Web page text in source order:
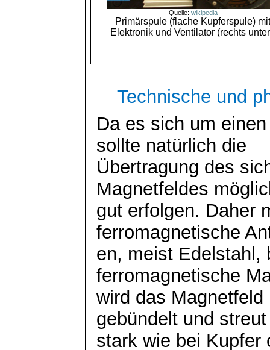
Quelle: wikipedia
Primärspule (flache Kupferspule) mit
Elektronik und Ventilator (rechts
Technische und
Da es sich um
sollte natürlich die
Übertragung des
Magnetfeldes
gut erfolgen. Daher
ferromagnetische
en, meist Edelstahl,
ferromagnetische
wird das
gebündelt und
stark wie bei Kupfer